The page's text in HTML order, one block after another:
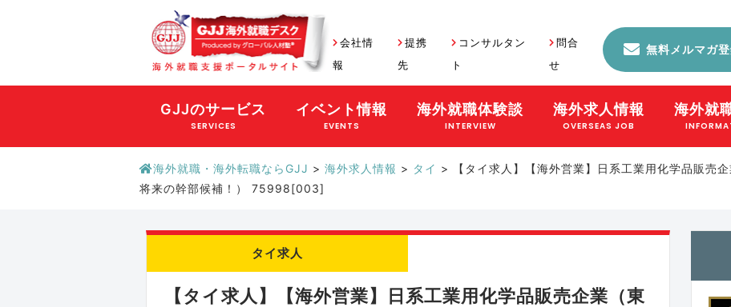
会社情
報
提携
先
コンサルタン
ト
問合
せ
無料メルマガ
GJJのサービス
SERVICES
イベント情報
EVENTS
海外就職体験談
INTERVIEW
海外求人情報
OVERSEAS JOB
海外就
海外就職・海外転職ならGJJ > 海外求人情報 > タイ >
【タイ求人】【海外営業】日系工業用化学品販売
将来の幹部候補！） 75998[003]
タイ求人
【タイ求人】【海外営業】日系工業用化学品販売企業（東